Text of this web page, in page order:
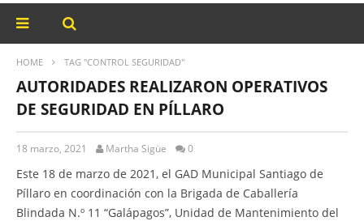
HOME TAG "CONTROL SEGURIDAD"
AUTORIDADES REALIZARON OPERATIVOS
DE SEGURIDAD EN PÍLLARO
18 marzo, 2021 Martha Sigüe 0
Este 18 de marzo de 2021, el GAD Municipal Santiago de
Píllaro en coordinación con la Brigada de Caballería
Blindada N.º 11 “Galápagos”, Unidad de Mantenimiento del